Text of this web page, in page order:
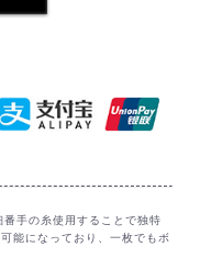
手の糸使用することで独特
能になっており、一枚でもボ